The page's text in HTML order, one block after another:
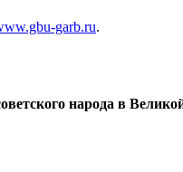
garb.ru.
народа в